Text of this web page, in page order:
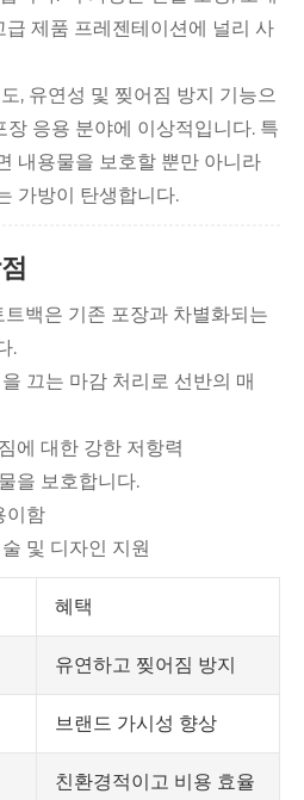
급 제품 프레젠테이션에 널리 사
, 유연성 및 찢어짐 방지 기능으
응용 분야에 이상적입니다. 특
내용물을 보호할 뿐만 아니라
가방이 탄생합니다.
백은 기존 포장과 차별화되는
.
끄는 마감 처리로 선반의 매
에 대한 강한 저항력
을 보호합니다.
이함
및 디자인 지원
혜택
유연하고 찢어짐 방지
브랜드 가시성 향상
친환경적이고 비용 효율